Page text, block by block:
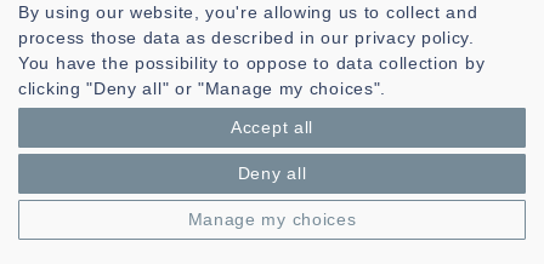
Laboratoire des Sciences et Techniques de l'information de la
Communication et de la Connaissance
CNRS, UMR 6285
Technopole Brest-Iroise - CS 83818
29238 Brest Cedex 3 - France
Espace privé
Mentions légales|Gestion des cookies| © Azimut - Créateur de solutions
By using our website, you're allowing us to collect and
process those data as described in our privacy policy.
You have the possibility to oppose to data collection by
clicking "Deny all" or "Manage my choices".
Accept all
Deny all
Manage my choices